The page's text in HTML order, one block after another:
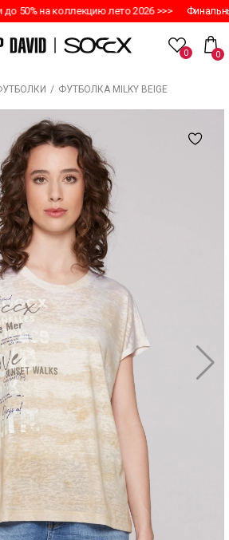
50% на коллекцию лето 2026 >>>
0 0
/ ФУТБОЛКА MILKY BEIGE